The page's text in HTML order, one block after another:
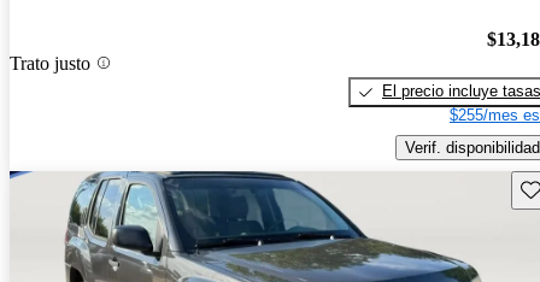
Trato justo
El precio incluye tasas
$255/mes
Verif. disponibilidad